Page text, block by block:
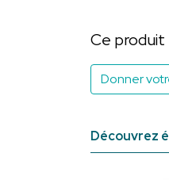
Ce produit
Donner
Découvrez